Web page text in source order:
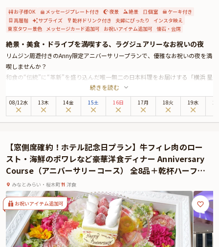
お子様OK メッセージプレート付き 夜景 絶景 個室
ケーキ付き
高層階
サプライズ 乾杯ドリンク付き 夫婦にぴったり
インスタ映え
東京タワー景色 メッセージカード追加可 お祝いアイテム追加可 懐石・会席
絶景・美食・ドライブを満喫する、ラグジュアリーなお祝いの夜
リムジン周遊付きのAnny限定アニバーサリープランで、優雅なお祝いの夜を満
喫しませんか？
和食の“伝統”に“革新”を盛り込んだ唯一無二の日本料理をお届けする「横浜 星
のなる木」。地上120ｍに位置しており、本プランでは高層階から望む横浜の
夜景を一望できる絶景個室にご案内いたします。
お食事は、黒毛和牛サーロイン、旬の季節野菜などで彩り豊かに仕上げた絶品
でのドライブをお楽しみください。道中では東京タワーをバックに、アニバー
サリーの思い出のお写真もお撮りいただけます。
続きを読む
08/12水 13木 14金 15土 16日 17月 18火 19水
【窓側席確約！ホテル記念日プラン】牛フィレ肉のロー
スト・海鮮のポワレなど豪華洋食ディナー Anniversary
Course（アニバーサリーコース） 全8品＋乾杯ハーフボ
トルワイン＋写真映えケーキ★みなとみらいの夜景を堪
能★
みなとみらい・桜木町 洋食
お祝いアイテム追加可